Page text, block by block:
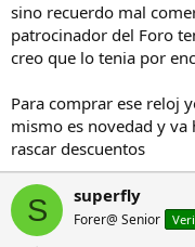
:
sino recuerdo mal
patrocinador del Foro
creo que lo tenia por
Para comprar ese reloj
mismo es novedad y
rascar descuentos
S superfly
Forer@ Senior